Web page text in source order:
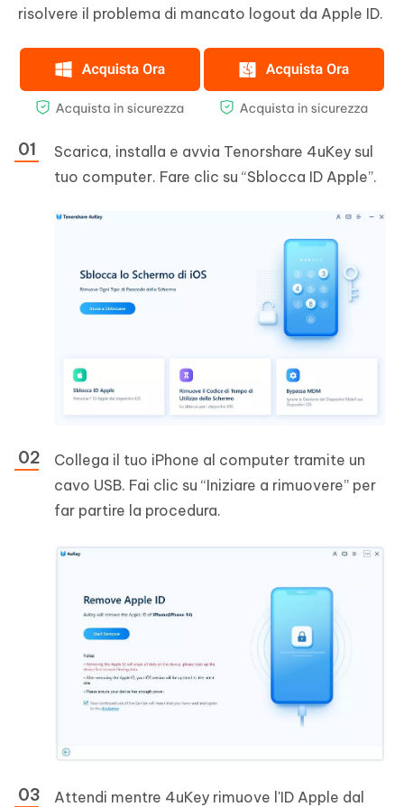
risolvere il problema di mancato logout da Apple ID.
Scarica, installa e avvia Tenorshare 4uKey sul
tuo computer. Fare clic su “Sblocca ID Apple”.
Collega il tuo iPhone al computer tramite un
cavo USB. Fai clic su “Iniziare a rimuovere” per
far partire la procedura.
Attendi mentre 4uKey rimuove l'ID Apple dal